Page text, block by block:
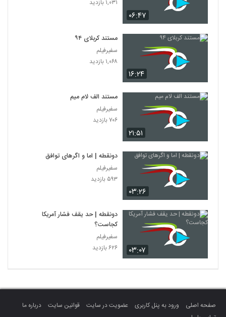
۰۶:۴۷
۱,۰۳۱ بازدید
۱۶:۲۴
مستند کربلای ۹۴
سفیرفیلم
۱,۰۶۸ بازدید
۲۱:۵۱
مستند الف لام میم
سفیرفیلم
۷۰۶ بازدید
۰۳:۲۶
دونقطه | اما و اگرهای توافق
سفیرفیلم
۵۹۳ بازدید
۰۳:۰۷
دونقطه | حد یقف فشار آمریکا
کجاست؟
سفیرفیلم
۶۲۶ بازدید
صفحه اصلی ورود به پنل کاربری عضویت در سایت قوانین سایت
درباره ما